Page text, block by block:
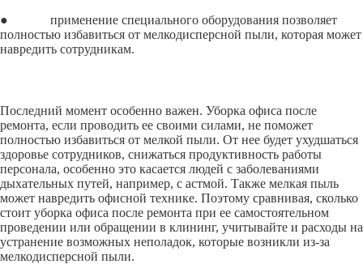
● применение специального оборудования позволяет
полностью избавиться от мелкодисперсной пыли, которая может
навредить сотрудникам.
Последний момент особенно важен. Уборка офиса после
ремонта, если проводить ее своими силами, не поможет
полностью избавиться от мелкой пыли. От нее будет ухудшаться
здоровье сотрудников, снижаться продуктивность работы
персонала, особенно это касается людей с заболеваниями
дыхательных путей, например, с астмой. Также мелкая пыль
может навредить офисной технике. Поэтому сравнивая, сколько
стоит уборка офиса после ремонта при ее самостоятельном
проведении или обращении в клининг, учитывайте и расходы на
устранение возможных неполадок, которые возникли из-за
мелкодисперсной пыли.